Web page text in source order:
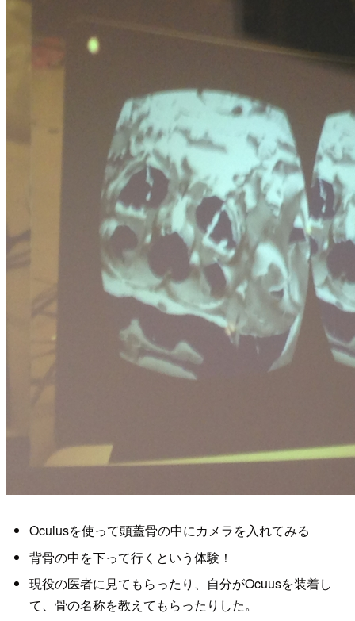
Oculusを使って頭蓋骨の中にカメラを入れてみる
背骨の中を下って行くという体験！
現役の医者に見てもらったり、自分がOcuusを装着し
て、骨の名称を教えてもらったりした。